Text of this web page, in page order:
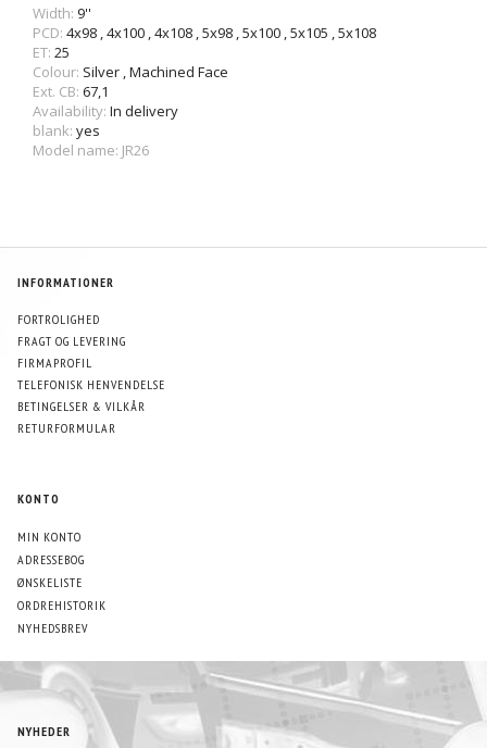
Width: 9''
PCD: 4x98 ,4x100 ,4x108 ,5x98 ,5x100 ,5x105 ,5x108
ET: 25
Colour: Silver ,Machined Face
Ext. CB: 67,1
Availability: In delivery
blank: yes
Model name: JR26
INFORMATIONER
FORTROLIGHED
FRAGT OG LEVERING
FIRMAPROFIL
TELEFONISK HENVENDELSE
BETINGELSER & VILKÅR
RETURFORMULAR
KONTO
MIN KONTO
ADRESSEBOG
ØNSKELISTE
ORDREHISTORIK
NYHEDSBREV
NYHEDER